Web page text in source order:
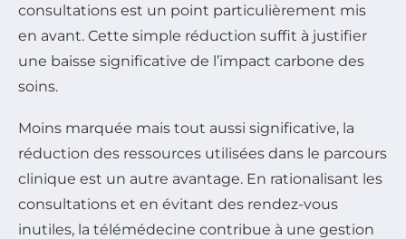
consultations est un point particulièrement mis
en avant. Cette simple réduction suffit à justifier
une baisse significative de l’impact carbone des
soins.
Moins marquée mais tout aussi significative, la
réduction des ressources utilisées dans le parcours
clinique est un autre avantage. En rationalisant les
consultations et en évitant des rendez-vous
inutiles, la télémédecine contribue à une gestion